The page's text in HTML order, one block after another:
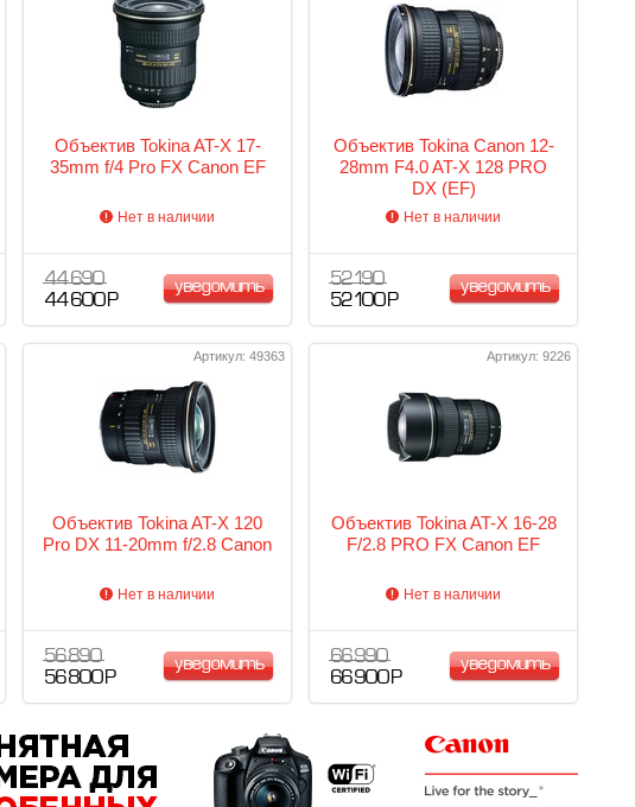
Объектив Tokina AT-X 17-
35mm f/4 Pro FX Canon EF
Нет в наличии
44 690
44 600 Р
уведомить
Объектив Tokina Canon 12-
28mm F4.0 AT-X 128 PRO
DX (EF)
Нет в наличии
52 190
52 100 Р
уведомить
Артикул: 49363
Объектив Tokina AT-X 120
Pro DX 11-20mm f/2.8 Canon
Нет в наличии
56 890
56 800 Р
уведомить
Артикул: 9226
Объектив Tokina AT-X 16-28
F/2.8 PRO FX Canon EF
Нет в наличии
66 990
66 900 Р
уведомить